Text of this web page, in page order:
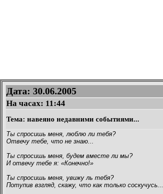
Дата: 30.06.2005
На часах: 11:44
Тема: навеяно недавними событиями...
Ты спросишь меня, люблю ли тебя?
Отвечу тебе, что не знаю...
Ты спросишь меня, будем вместе ли мы?
И отвечу тебе я: «Конечно!»
Ты спросишь меня, увижу ль тебя?
Потупив взгляд, скажу, что как только соскучусь...